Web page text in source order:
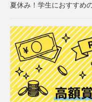
夏休み！学生におすすめ